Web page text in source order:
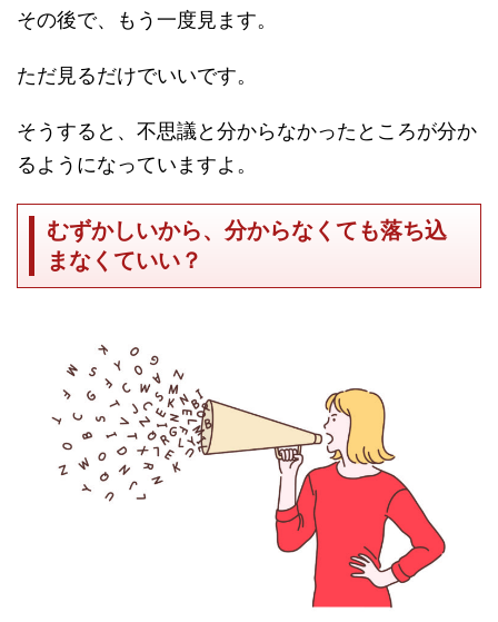
その後で、もう一度見ます。
ただ見るだけでいいです。
そうすると、不思議と分からなかったところが分か
るようになっていますよ。
むずかしいから、分からなくても落ち込
まなくていい？